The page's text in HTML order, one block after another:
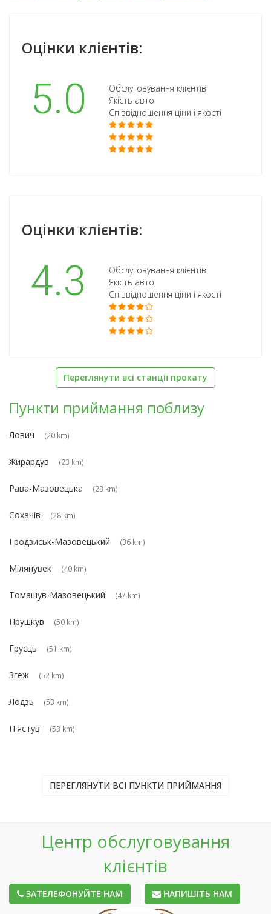
Оцінки клієнтів:
5.0
Обслуговування клієнтів
Якість авто
Співвідношення ціни і якості
Оцінки клієнтів:
4.3
Обслуговування клієнтів
Якість авто
Співвідношення ціни і якості
Переглянути всі станції прокату
Пункти приймання поблизу
Лович (20 km)
Жирардув (23 km)
Рава-Мазовецька (23 km)
Сохачів (28 km)
Гродзиськ-Мазовецький (36 km)
Мілянувек (40 km)
Томашув-Мазовецький (47 km)
Прушкув (50 km)
Груєць (51 km)
Згеж (52 km)
Лодзь (53 km)
П'ястув (53 km)
ПЕРЕГЛЯНУТИ ВСІ ПУНКТИ ПРИЙМАННЯ
Центр обслуговування
клієнтів
ЗАТЕЛЕФОНУЙТЕ НАМ НАПИШІТЬ НАМ